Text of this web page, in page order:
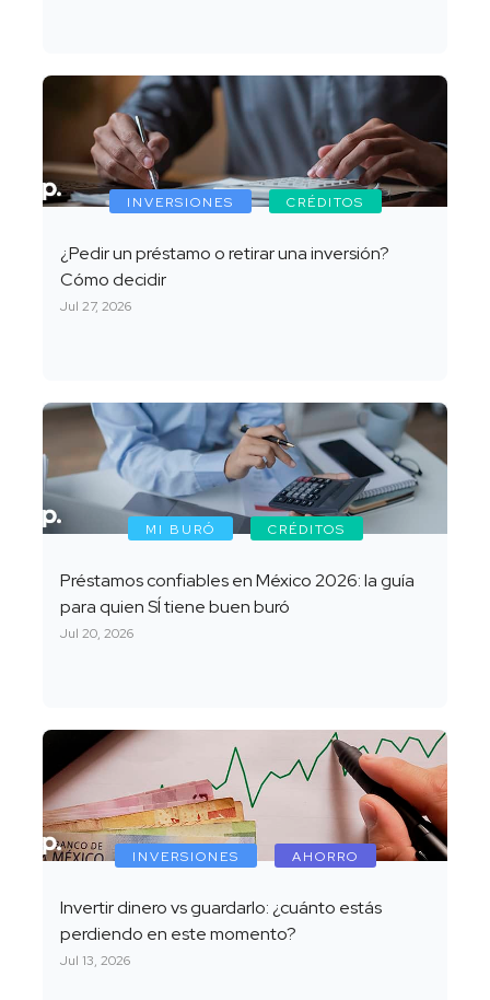
INVERSIONES CRÉDITOS
¿Pedir un préstamo o retirar una inversión?
Cómo decidir
Jul 27, 2026
MI BURÓ CRÉDITOS
Préstamos confiables en México 2026: la guía
para quien SÍ tiene buen buró
Jul 20, 2026
INVERSIONES AHORRO
Invertir dinero vs guardarlo: ¿cuánto estás
perdiendo en este momento?
Jul 13, 2026